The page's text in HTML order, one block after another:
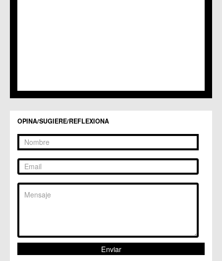
OPINA/SUGIERE/REFLEXIONA